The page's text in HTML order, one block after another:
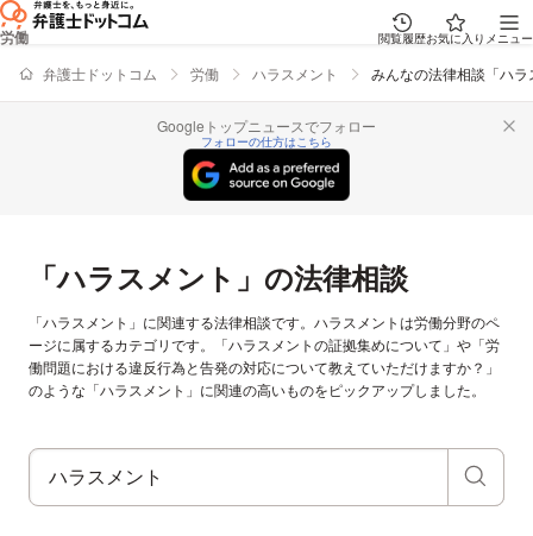
労働 閲覧履歴お気に入り メニュー
弁護士ドットコム 労働 ハラスメント みんなの法律相談「ハラ
Googleトップニュースでフォロー
フォローの仕方はこちら
「ハラスメント」の法律相談
「ハラスメント」に関連する法律相談です。ハラスメントは労働分野のペ
ージに属するカテゴリです。「ハラスメントの証拠集めについて」や「労
働問題における違反行為と告発の対応について教えていただけますか？」
のような「ハラスメント」に関連の高いものをピックアップしました。